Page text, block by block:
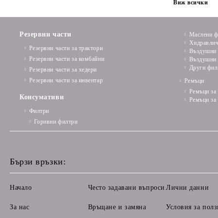
Виж всички
Резервни части
Резервни части за трактори
Резервни части за комбайни
Резервни части за хедери
Резервни части за инвентар
Консумативи
Филтри
Горивни филтри
Маслени
Въздушни
Въздушни
Други
Ремъци
Ремъци за
Ремъци
Бързи връзки:
Начало
За нас
Често задавани въпроси
Връщане и замяна
Лични данни
Условия за